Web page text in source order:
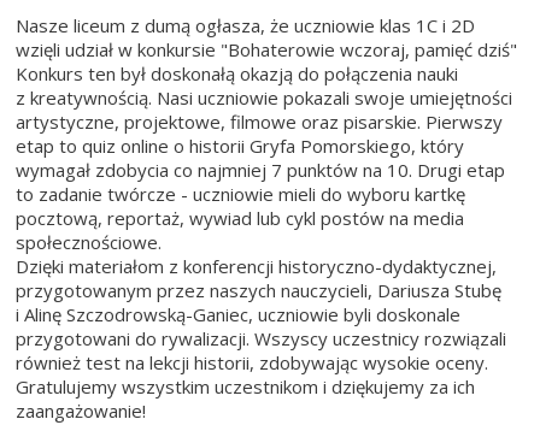
Nasze liceum z dumą ogłasza, że uczniowie klas 1C i 2D
wzięli udział w konkursie "Bohaterowie wczoraj, pamięć dziś"
Konkurs ten był doskonałą okazją do połączenia nauki
z kreatywnością. Nasi uczniowie pokazali swoje umiejętności
artystyczne, projektowe, filmowe oraz pisarskie. Pierwszy
etap to quiz online o historii Gryfa Pomorskiego, który
wymagał zdobycia co najmniej 7 punktów na 10. Drugi etap
to zadanie twórcze - uczniowie mieli do wyboru kartkę
pocztową, reportaż, wywiad lub cykl postów na media
społecznościowe.
Dzięki materiałom z konferencji historyczno-dydaktycznej,
przygotowanym przez naszych nauczycieli, Dariusza Stubę
i Alinę Szczodrowską-Ganiec, uczniowie byli doskonale
przygotowani do rywalizacji. Wszyscy uczestnicy rozwiązali
również test na lekcji historii, zdobywając wysokie oceny.
Gratulujemy wszystkim uczestnikom i dziękujemy za ich
zaangażowanie!